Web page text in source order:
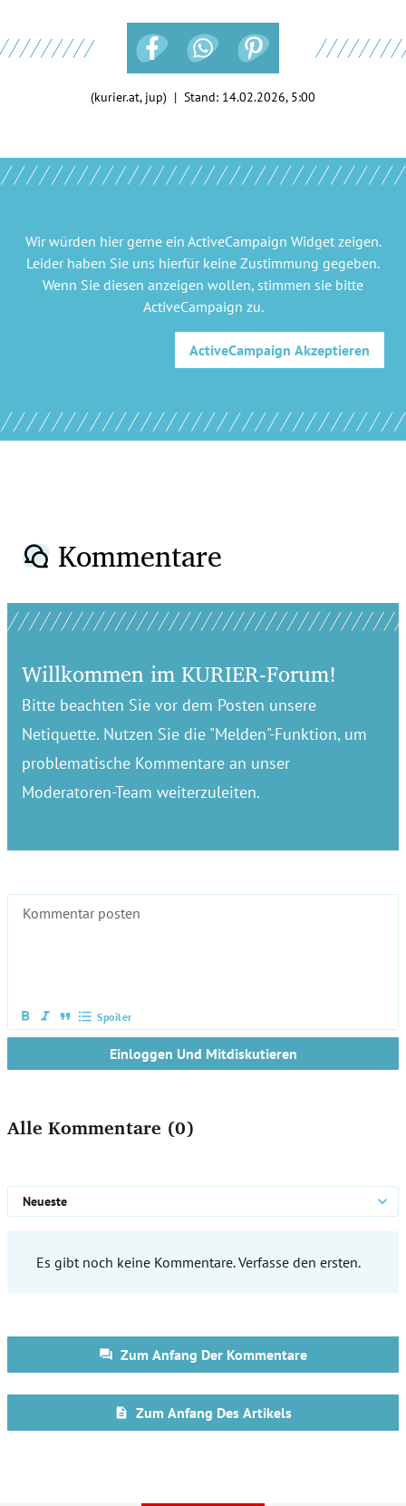
(kurier.at, jup) | Stand: 14.02.2026, 5:00
Wir würden hier gerne ein ActiveCampaign Widgetzeigen.
Leider haben Sie uns hierfür keine Zustimmung gegeben.
Wenn Sie diesen anzeigen wollen, stimmen sie bitte
ActiveCampaign zu.
ActiveCampaign Akzeptieren
Kommentare